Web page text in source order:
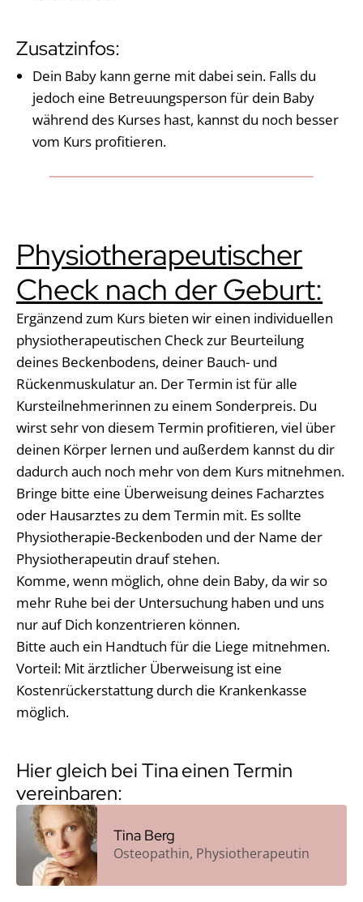
Zusatzinfos:
Dein Baby kann gerne mit dabei sein. Falls du
jedoch eine Betreuungsperson für dein Baby
während des Kurses hast, kannst du noch besser
vom Kurs profitieren.
Physiotherapeutischer
Check nach der Geburt:
Ergänzend zum Kurs bieten wir einen individuellen
physiotherapeutischen Check zur Beurteilung
deines Beckenbodens, deiner Bauch- und
Rückenmuskulatur an. Der Termin ist für alle
Kursteilnehmerinnen zu einem Sonderpreis. Du
wirst sehr von diesem Termin profitieren, viel über
deinen Körper lernen und außerdem kannst du dir
dadurch auch noch mehr von dem Kurs mitnehmen.
Bringe bitte eine Überweisung deines Facharztes
oder Hausarztes zu dem Termin mit. Es sollte
Physiotherapie-Beckenboden und der Name der
Physiotherapeutin drauf stehen.
Komme, wenn möglich, ohne dein Baby, da wir so
mehr Ruhe bei der Untersuchung haben und uns
nur auf Dich konzentrieren können.
Bitte auch ein Handtuch für die Liege mitnehmen.
Vorteil: Mit ärztlicher Überweisung ist eine
Kostenrückerstattung durch die Krankenkasse
möglich.
Hier gleich bei Tina einen Termin
vereinbaren:
Tina Berg
Osteopathin, Physiotherapeutin